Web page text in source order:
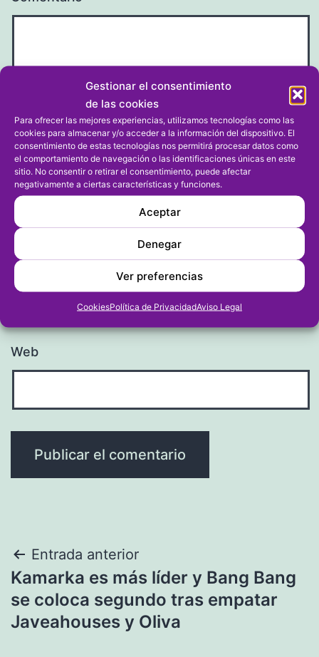
Gestionar el consentimiento
de las cookies
Para ofrecer las mejores experiencias, utilizamos tecnologías como las
cookies para almacenar y/o acceder a la información del dispositivo. El
consentimiento de estas tecnologías nos permitirá procesar datos como
el comportamiento de navegación o las identificaciones únicas en este
sitio. No consentir o retirar el consentimiento, puede afectar
negativamente a ciertas características y funciones.
Aceptar
Denegar
Ver preferencias
CookiesPolítica de PrivacidadAviso Legal
Nombre*
Correo electrónico*
Web
Navegación
de
entradas
Entrada anterior
Kamarka es más líder y Bang Bang
se coloca segundo tras empatar
Javeahouses y Oliva